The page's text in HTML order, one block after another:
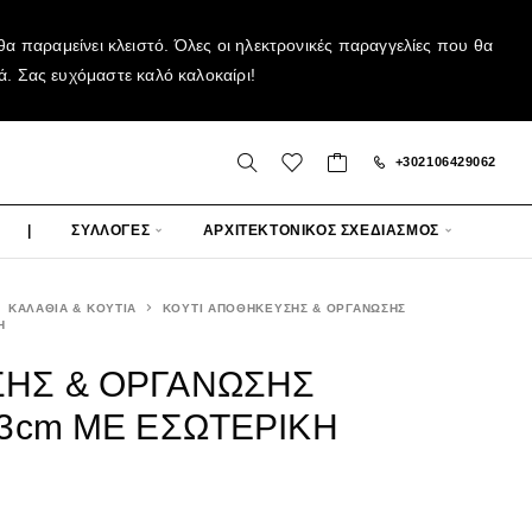
κλειστό. Όλες οι ηλεκτρονικές παραγγελίες που θα
Σας ευχόμαστε καλό καλοκαίρι!
+302106429062
| ΣΥΛΛΟΓΕΣ ΑΡΧΙΤΕΚΤΟΝΙΚΟΣ ΣΧΕΔΙΑΣΜΟΣ
ΚΑΛΑΘΙΑ & ΚΟΥΤΙΑ
ΚΟΥΤΙ ΑΠΟΘΗΚΕΥΣΗΣ & ΟΡΓΑΝΩΣΗΣ
& ΟΡΓΑΝΩΣΗΣ
ΜΕ ΕΣΩΤΕΡΙΚΗ